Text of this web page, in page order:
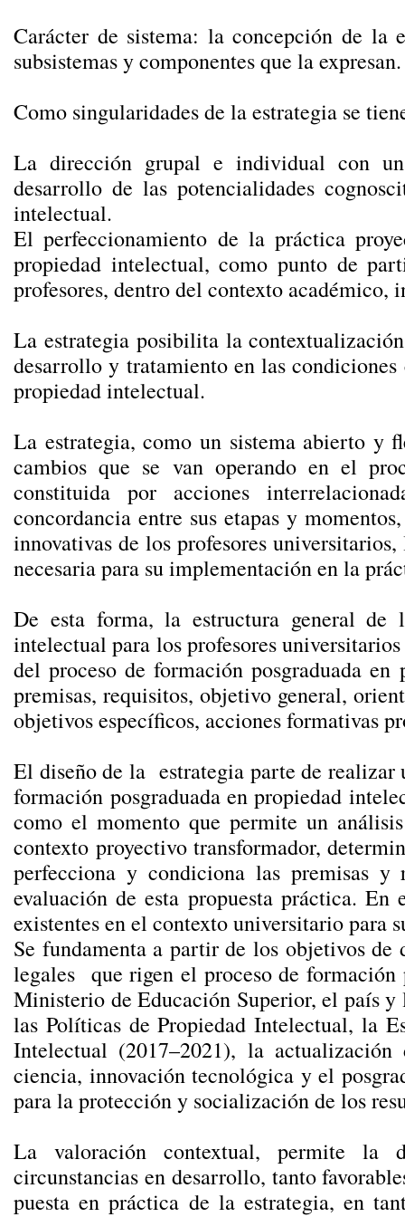
Carácter de sistema: la concepción de la
subsistemas y componentes que la expresan.
Como singularidades de la estrategia se
La dirección grupal e individual con
desarrollo de las potencialidades
intelectual.
El perfeccionamiento de la práctica
propiedad intelectual, como punto de
profesores, dentro del contexto académico,
La estrategia posibilita la
desarrollo y tratamiento en las
propiedad intelectual.
La estrategia, como un sistema abierto y
cambios que se van operando en el
constituida por acciones
concordancia entre sus etapas y
innovativas de los profesores
necesaria para su implementación en la
De esta forma, la estructura general de
intelectual para los profesores
del proceso de formación posgraduada
premisas, requisitos, objetivo general,
objetivos específicos, acciones formativas
El diseño de la estrategia parte de
formación posgraduada en propiedad
como el momento que permite un
contexto proyectivo transformador,
perfecciona y condiciona las premisas y
evaluación de esta propuesta práctica.
existentes en el contexto universitario para
Se fundamenta a partir de los objetivos
legales que rigen el proceso de
Ministerio de Educación Superior, el país
las Políticas de Propiedad Intelectual, la
Intelectual (2017–2021), la
ciencia, innovación tecnológica y el
para la protección y socialización de los
La valoración contextual, permite la
circunstancias en desarrollo, tanto
puesta en práctica de la estrategia, en